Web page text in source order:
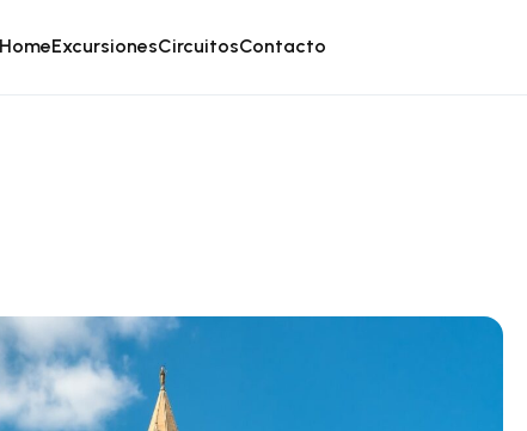
HomeExcursionesCircuitosContacto